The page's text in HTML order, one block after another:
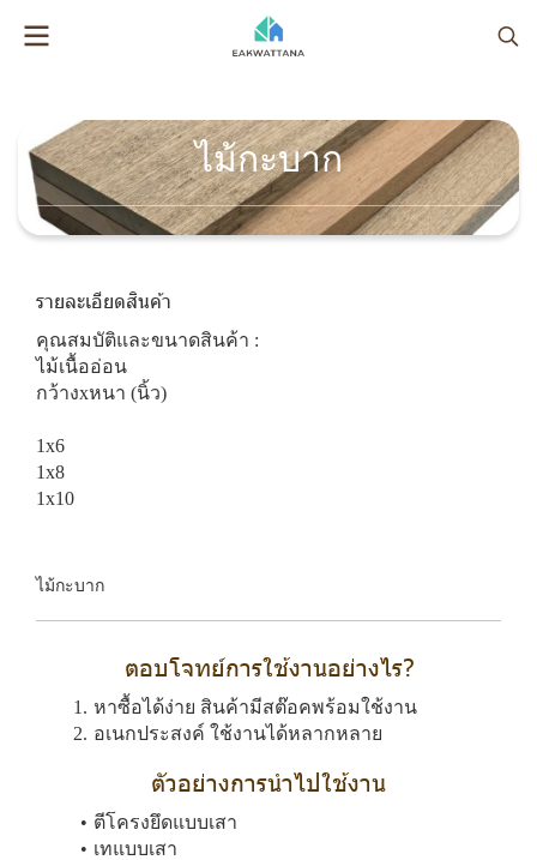
ไม้กะบาก
รายละเอียดสินค้า
คุณสมบัติและขนาดสินค้า :
ไม้เนื้ออ่อน
กว้างxหนา (นิ้ว)
1x6
1x8
1x10
ไม้กะบาก
ตอบโจทย์การใช้งานอย่างไร?
หาซื้อได้ง่าย สินค้ามีสต๊อคพร้อมใช้งาน
อเนกประสงค์ ใช้งานได้หลากหลาย
ตัวอย่างการนำไปใช้งาน
ตีโครงยึดแบบเสา
เทแบบเสา